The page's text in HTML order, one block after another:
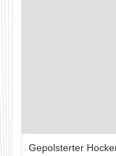
Gepolsterter